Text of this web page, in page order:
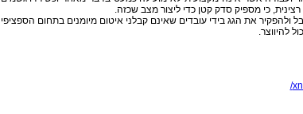
כי מספיק סדק קטן כדי ליצור מצב שכזה.
ולהפקיר את הגג בידי עובדים שאינם קבלני איטום מיומנים בתחום הספציפי
להיווצר.